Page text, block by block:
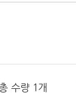
수량 1개